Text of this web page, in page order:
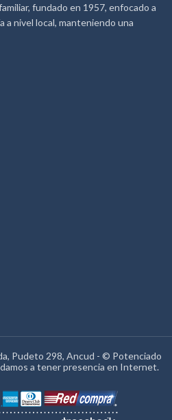
fundado en 1957, enfocado a
a nivel local, manteniendo una
Pudeto 298, Ancud - © Potenciado
a tener presencia en Internet.